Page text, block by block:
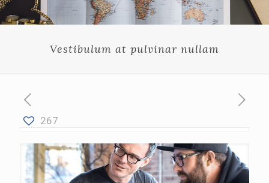
Vestibulum at pulvinar nullam
267